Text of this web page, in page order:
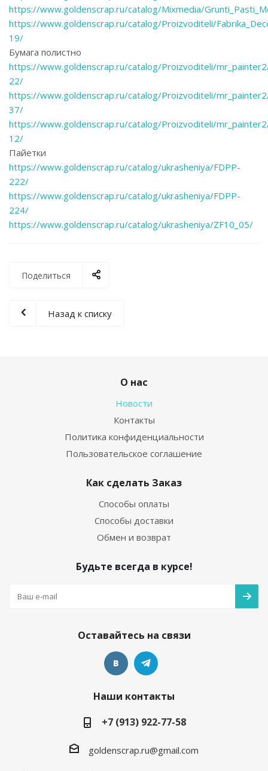
https://www.goldenscrap.ru/catalog/Mixmedia/
https://www.goldenscrap.ru/catalog/Proizvoditeli/
19/
Бумага полистно
https://www.goldenscrap.ru/catalog/Proizvoditeli/
22/
https://www.goldenscrap.ru/catalog/Proizvoditeli/
37/
https://www.goldenscrap.ru/catalog/Proizvoditeli/
12/
Пайетки
https://www.goldenscrap.ru/catalog/ukrasheniya/FDPP-
222/
https://www.goldenscrap.ru/catalog/ukrasheniya/FDPP-
224/
https://www.goldenscrap.ru/catalog/ukrasheniya/ZF10_05/
Поделиться
Назад к списку
О нас
Новости
Контакты
Политика конфиденциальности
Пользовательское соглашение
Как сделать Заказ
Способы оплаты
Способы доставки
Обмен и возврат
Будьте всегда в курсе!
Оставайтесь на связи
Наши контакты
+7 (913) 922-77-58
goldenscrap.ru@gmail.com